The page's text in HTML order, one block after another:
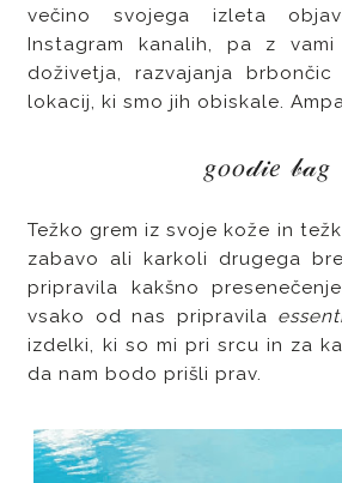
večino svojega izleta
Instagram kanalih, pa z
doživetja, razvajanja
lokacij, ki smo jih obiskale.
𝑔𝑜𝑜𝒹𝒾𝑒 𝒷𝒶𝑔
Težko grem iz svoje kože in
zabavo ali karkoli drugega
pripravila kakšno
vsako od nas pripravila
izdelki, ki so mi pri srcu in za
da nam bodo prišli prav.